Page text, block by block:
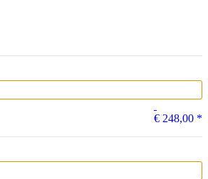
€ 248,00 *